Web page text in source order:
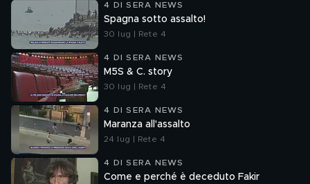
4 DI SERA NEWS
Spagna sotto assalto!
30 lug | Rete 4
4 DI SERA NEWS
M5S & C. story
30 lug | Rete 4
4 DI SERA NEWS
Maranza all'assalto
24 lug | Rete 4
4 DI SERA NEWS
Come e perché è deceduto Fakir